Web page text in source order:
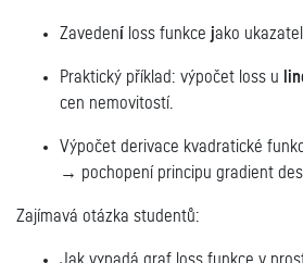
Zavedení loss funkce jako
Praktický příklad: výpočet loss u
cen nemovitostí.
Výpočet derivace kvadratické
→ pochopení principu gradient
Zajímavá otázka studentů: